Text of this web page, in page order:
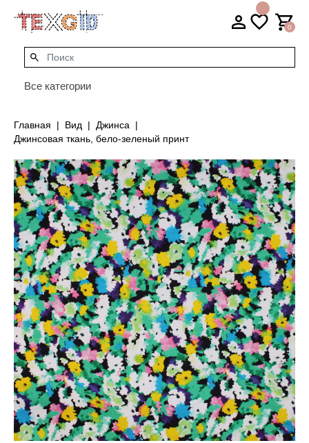
0
Все категории
Главная Вид
Джинса
Джинсовая ткань, бело-зеленый принт